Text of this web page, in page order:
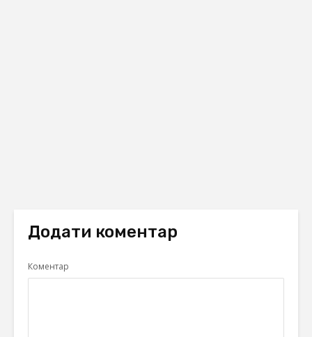
Додати коментар
Коментар